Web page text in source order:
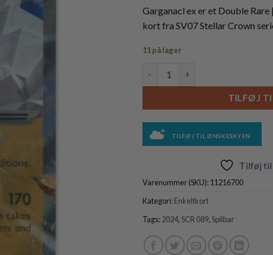
Garganacl ex er et Double Rare
kort fra SV07 Stellar Crown
11 på lager
TILFØJ
TILFØJ TIL ØNSKESKYEN
Tilføj til
Varenummer (SKU):11216700
Kategori:Enkeltkort
Tags:2024,SCR 089,Spilbar